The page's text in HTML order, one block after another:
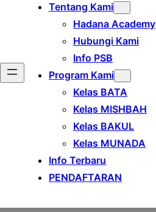
Tentang Kami
Hadana Academy
Hubungi Kami
Info PSB
Program Kami
Kelas BATA
Kelas MISHBAH
Kelas BAKUL
Kelas MUNADA
Info Terbaru
PENDAFTARAN